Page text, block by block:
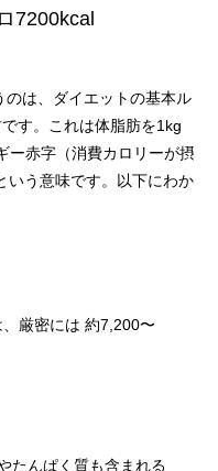
いしていること
7200kcal
は、ダイエットの基本ル
す。これは体脂肪を1kg
ー赤字（消費カロリーが摂
いう意味です。以下にわか
厳密には 約7,200〜
たんぱく質も含まれる